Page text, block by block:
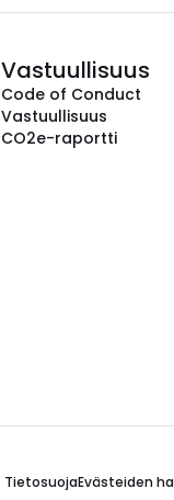
Vastuullisuus
Code of Conduct
Vastuullisuus
CO2e-raportti
TietosuojaEvästeiden